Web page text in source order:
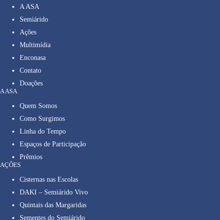
A ASA
Semiárido
Ações
Multimídia
Enconasa
Contato
Doações
A ASA
Quem Somos
Como Surgimos
Linha do Tempo
Espaços de Participação
Prêmios
AÇÕES
Cisternas nas Escolas
DAKI – Semiárido Vivo
Quintais das Margaridas
Sementes do Semiárido